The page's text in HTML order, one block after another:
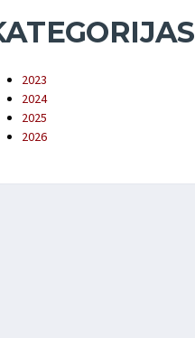
2023
2024
2025
2026